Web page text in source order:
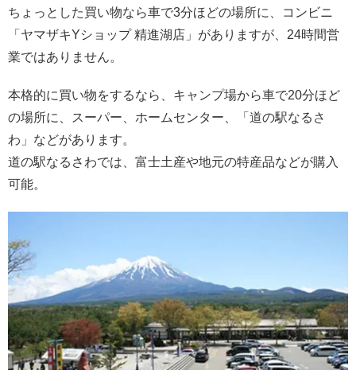
ちょっとした買い物なら車で3分ほどの場所に、コンビニ
「ヤマザキYショップ 精進湖店」がありますが、24時間営
業ではありません。
本格的に買い物をするなら、キャンプ場から車で20分ほど
の場所に、スーパー、ホームセンター、「道の駅なるさ
わ」などがあります。
道の駅なるさわでは、富士土産や地元の特産品などが購入
可能。